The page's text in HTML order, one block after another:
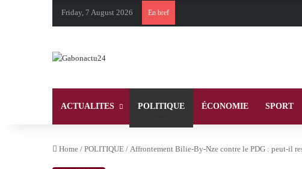
Friday, 7 August 2026 En bref
ACTUALITES POLITIQUE ÉCONOMIE SPORT
Home / POLITIQUE / Affrontement Bilie-By-Nze contre le PDG : peut-il